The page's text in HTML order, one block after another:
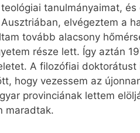
tanulmányaimat,
elvégeztem a
tovább alacsony
része lett. Így aztán
A filozófiai
hogy vezessem az
provinciának lettem
maradtak.